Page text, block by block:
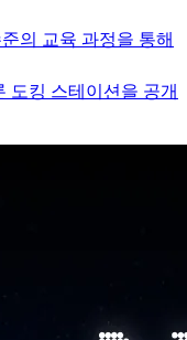
의 교육 과정을 통해
도킹 스테이션을 공개